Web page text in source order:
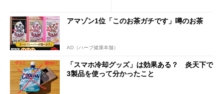
アマゾン1位「このお茶ガチです」噂のお茶
AD（ハーブ健康本舗）
「スマホ冷却グッズ」は効果ある？ 炎天下で
3製品を使って分かったこと